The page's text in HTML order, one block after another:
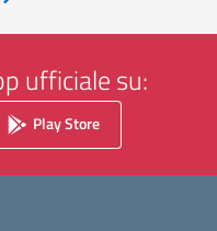
ufficiale su:
Play Store